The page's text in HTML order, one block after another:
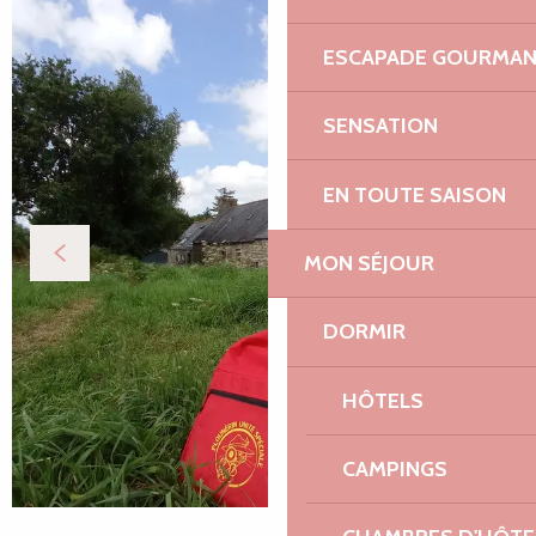
ESCAPADE
SENSATION
EN TOUTE SAISON
MON SÉJOUR
DORMIR
HÔTELS
CAMPINGS